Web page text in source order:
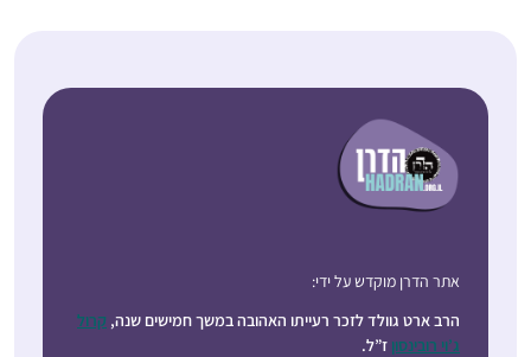
אתר הדרן מוקדש על ידי:
הרב ארט גוולד לזכר רעייתו האהובה במשך חמישים שנה, קרול
ג’וי רובינסון ז”ל.